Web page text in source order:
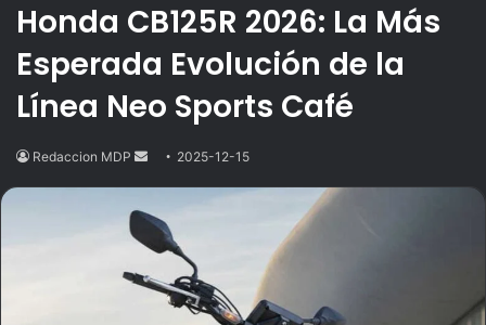
Honda CB125R 2026: La Más
Esperada Evolución de la
Línea Neo Sports Café
Redaccion MDP
Send2025-12-15